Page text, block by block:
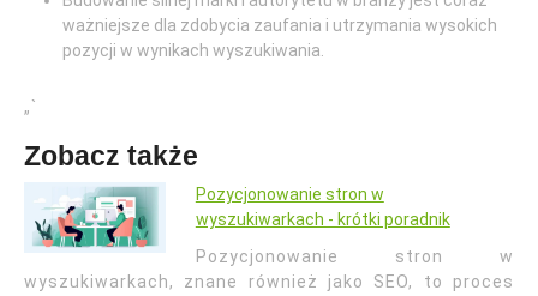
ważniejsze dla zdobycia zaufania i utrzymania wysokich
pozycji w wynikach wyszukiwania.
„`
Zobacz także
Pozycjonowanie stron w
wyszukiwarkach - krótki poradnik
Pozycjonowanie stron w
wyszukiwarkach, znane również jako SEO, to proces